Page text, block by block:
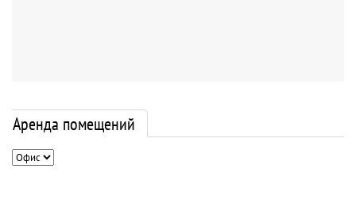
Аренда помещений